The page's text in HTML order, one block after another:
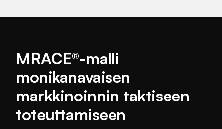
MRACE®-malli
monikanavaisen
markkinoinnin taktiseen
toteuttamiseen